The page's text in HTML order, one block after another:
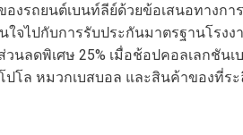
รถยนต์เบนท์ลีย์ด้วยข้อเสนอทางก
ไปกับการรับประกันมาตรฐานโรง
ลดพิเศษ 25% เมื่อช้อปคอลเลกชั
ปโล หมวกเบสบอล และสินค้าของที่ร